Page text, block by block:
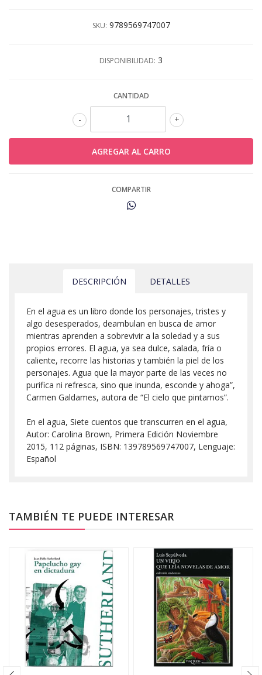
SKU: 9789569747007
DISPONIBILIDAD: 3
CANTIDAD
+
-
COMPARTIR
DESCRIPCIÓN DETALLES
En el agua es un libro donde los personajes, tristes y
algo desesperados, deambulan en busca de amor
mientras aprenden a sobrevivir a la soledad y a sus
propios errores. El agua, ya sea dulce, salada, fría o
caliente, recorre las historias y también la piel de los
personajes. Agua que la mayor parte de las veces no
purifica ni refresca, sino que inunda, esconde y ahoga”,
Carmen Galdames, autora de “El cielo que pintamos”.
En el agua, Siete cuentos que transcurren en el agua,
Autor: Carolina Brown, Primera Edición Noviembre
2015, 112 páginas, ISBN: 139789569747007, Lenguaje:
Español
TAMBIÉN TE PUEDE INTERESAR